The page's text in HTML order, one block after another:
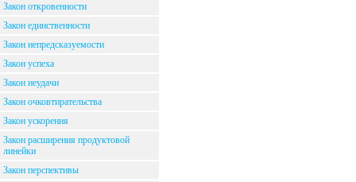
Закон откровенности
Закон единственности
Закон непредсказуемости
Закон успеха
Закон неудачи
Закон очковтирательства
Закон ускорения
Закон расширения продуктовой
линейки
Закон перспективы